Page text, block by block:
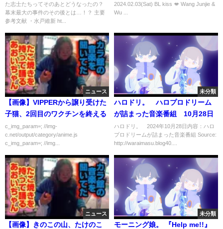
た志士たちってそのあとどうなったの？
幕末最大の事件のその後とは…！？ 主要
参考文献 ・水戸維新 ht...
#douyin #bltiktok
2024.02.03(Sat) BL kiss 💋 Wang Junjie &
Wu ...
ニュース
【画像】VIPPERから譲り受けた
子猫、2回目のワクチンを終える
c_img_param=; //img-
c.net/output/category/anime.js
c_img_param=; //img...
未分類
ハロドリ。 ハロプロドリーム
が詰まった音楽番組 10月28日
ハロドリ。 2024年10月28日内容：ハロ
プロドリームが詰まった音楽番組 Source:
http://waraimasu.blog40....
ニュース
【画像】きのこの山、たけのこ
未分類
モーニング娘。 『Help me!!』